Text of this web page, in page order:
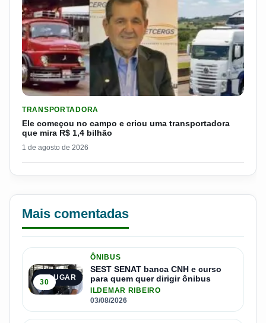
TRANSPORTADORA
Ele começou no campo e criou uma transportadora
que mira R$ 1,4 bilhão
1 de agosto de 2026
Mais comentadas
1º LUGAR
30
ÔNIBUS
SEST SENAT banca CNH e curso
para quem quer dirigir ônibus
ILDEMAR RIBEIRO
03/08/2026